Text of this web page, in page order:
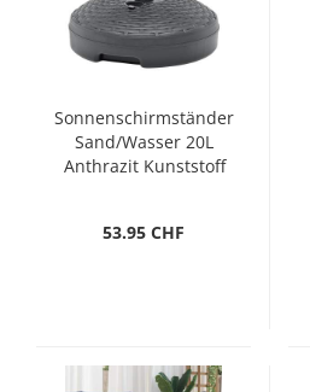
Sonnenschirmständer
Sand/Wasser 20L
Anthrazit Kunststoff
53.95 CHF